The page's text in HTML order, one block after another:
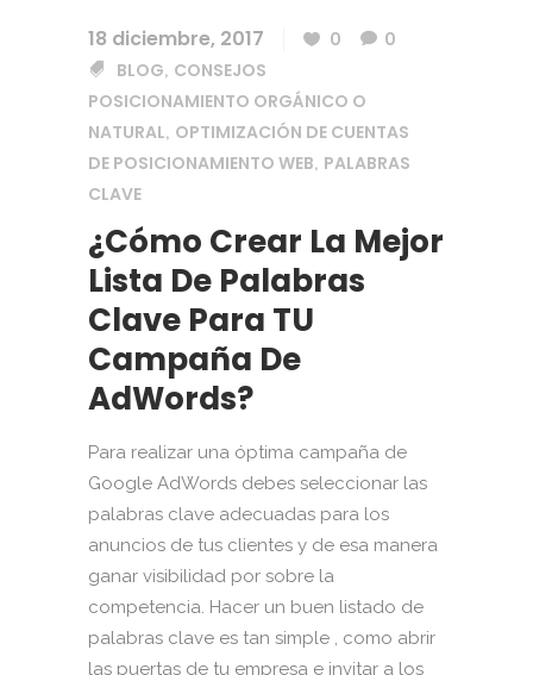
18 diciembre, 2017 0
0
BLOG, CONSEJOS
POSICIONAMIENTO ORGÁNICO O
NATURAL, OPTIMIZACIÓN DE CUENTAS
DE POSICIONAMIENTO WEB, PALABRAS
CLAVE
¿Cómo Crear La Mejor
Lista De Palabras
Clave Para TU
Campaña De
AdWords?
Para realizar una óptima campaña de
Google AdWords debes seleccionar las
palabras clave adecuadas para los
anuncios de tus clientes y de esa manera
ganar visibilidad por sobre la
competencia. Hacer un buen listado de
palabras clave es tan simple , como abrir
las puertas de tu empresa e invitar a los